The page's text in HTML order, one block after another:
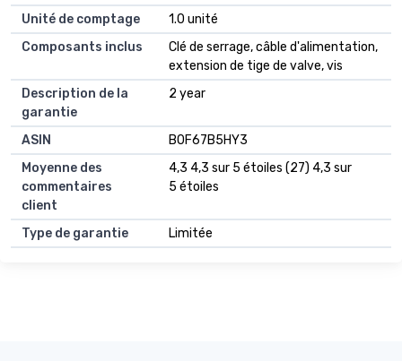
Unité de comptage
1.0 unité
Composants inclus
Clé de serrage, câble d'alimentation,
extension de tige de valve, vis
Description de la
garantie
2 year
ASIN
B0F67B5HY3
Moyenne des
commentaires
client
4,3 4,3 sur 5 étoiles (27) 4,3 sur
5 étoiles
Type de garantie Limitée